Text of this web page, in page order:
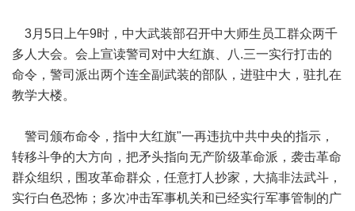
3月5日上午9时，中大武装部召开中大师生员工群众两千
多人大会。会上宣读警司对中大红旗、八.三一实行打击的
命令，警司派出两个连全副武装的部队，进驻中大，驻扎在
教学大楼。
警司颁布命令，指中大红旗"一再违抗中共中央的指示，
转移斗争的大方向，把矛头指向无产阶级革命派，袭击革命
群众组织，围攻革命群众，任意打人抄家，大搞非法武斗，
实行白色恐怖；多次冲击军事机关和已经实行军事管制的广